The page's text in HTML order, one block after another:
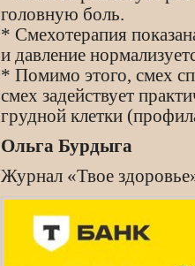
головную боль.
* Смехотерапия
и давление
* Помимо этого, смех
смех задействует
грудной клетки
Ольга Бурдыга
Журнал «Твое